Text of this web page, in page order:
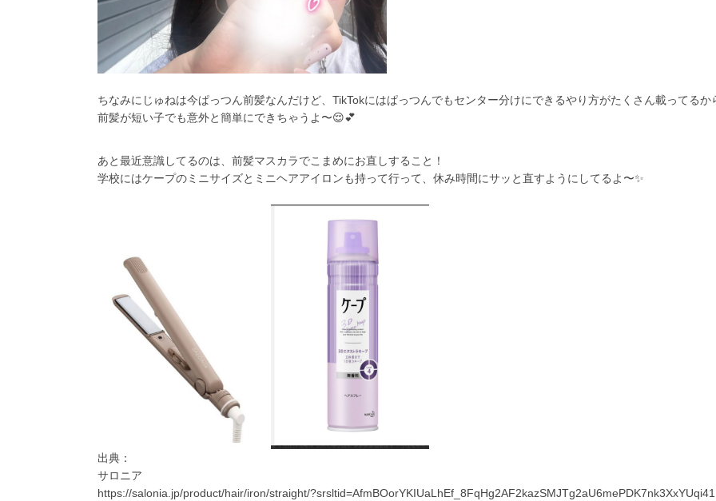
ちなみにじゅねは今ぱっつん前髪なんだけど、TikTokにはぱっつんでもセンター分けにできるやり方がたくさん載ってるか
前髪が短い子でも意外と簡単にできちゃうよ〜😌💕
あと最近意識してるのは、前髪マスカラでこまめにお直しすること！
学校にはケープのミニサイズとミニヘアアイロンも持って行って、休み時間にサッと直すようにしてるよ〜✨
出典：
サロニア
https://salonia.jp/product/hair/iron/straight/